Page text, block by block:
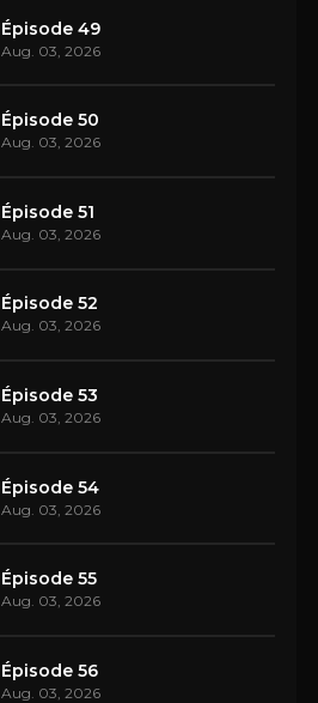
Épisode 49
Aug. 03, 2026
Épisode 50
Aug. 03, 2026
Épisode 51
Aug. 03, 2026
Épisode 52
Aug. 03, 2026
Épisode 53
Aug. 03, 2026
Épisode 54
Aug. 03, 2026
Épisode 55
Aug. 03, 2026
Épisode 56
Aug. 03, 2026